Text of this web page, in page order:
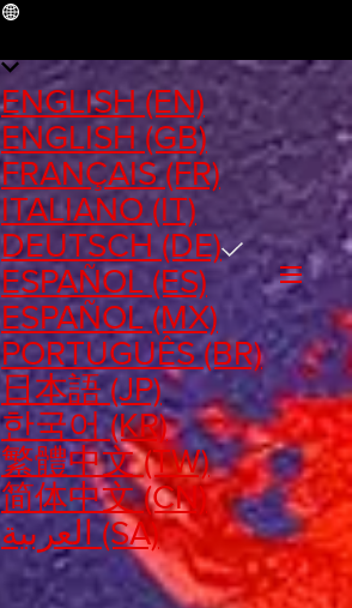
ENGLISH (EN)
ENGLISH (GB)
FRANÇAIS (FR)
ITALIANO (IT)
DEUTSCH (DE)
ESPAÑOL (ES)
ESPAÑOL (MX)
PORTUGUÊS (BR)
日本語 (JP)
한국어 (KR)
繁體中文 (TW)
简体中文 (CN)
العربية (SA)